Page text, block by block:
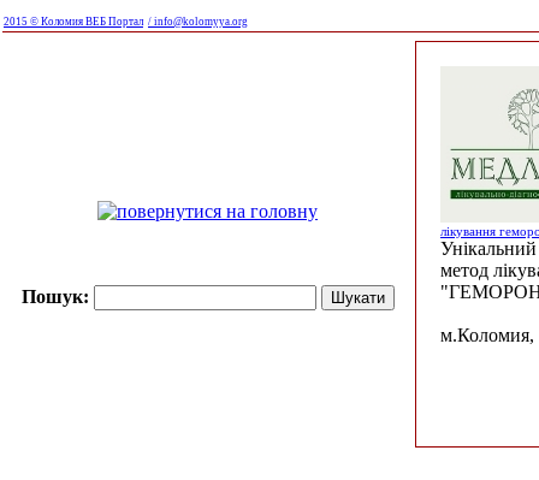
2015 © Коломия ВЕБ Портал / info@kolomyya.org
Пошук:
лікування
Унікальний
метод
м.Коломия,